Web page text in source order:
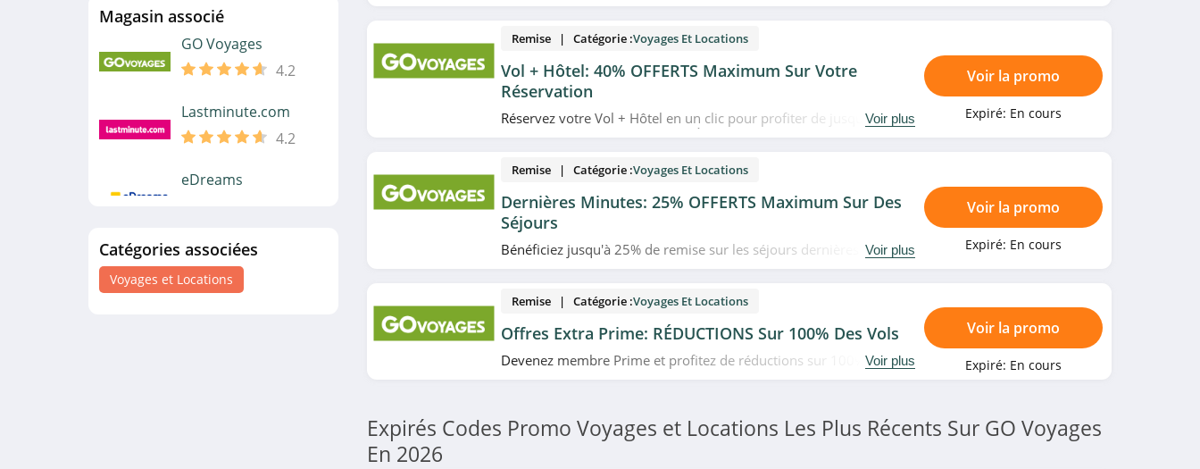
Magasin associé
GO Voyages
4.2
Lastminute.com
4.2
eDreams
Vueling
Catégories associées
Voyages et Locations
Remise | Catégorie :Voyages Et Locations
Vol + Hôtel: 40% OFFERTS Maximum Sur Votre
Réservation
Réservez votre Vol + Hôtel en un clic pour profiter de jusqu'à 40%
Voir plus
Voir la promo
Expiré: En cours
Remise | Catégorie :Voyages Et Locations
Dernières Minutes: 25% OFFERTS Maximum Sur Des
Séjours
Bénéficiez jusqu'à 25% de remise sur les séjours dernières minutes
Voir plus
Voir la promo
Expiré: En cours
Remise | Catégorie :Voyages Et Locations
Offres Extra Prime: RÉDUCTIONS Sur 100% Des Vols
Devenez membre Prime et profitez de réductions sur 100% desVoir plus
Voir la promo
Expiré: En cours
Expirés Codes Promo Voyages et Locations Les Plus Récents Sur GO Voyages
En 2026